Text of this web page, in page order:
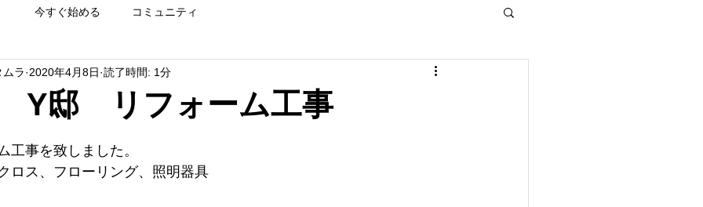
今すぐ始める コミュニティ
Y邸 リフォーム工事
ラ 2020年4月8日 読了時間: 1分
工事を致しました。
ロス、フローリング、照明器具